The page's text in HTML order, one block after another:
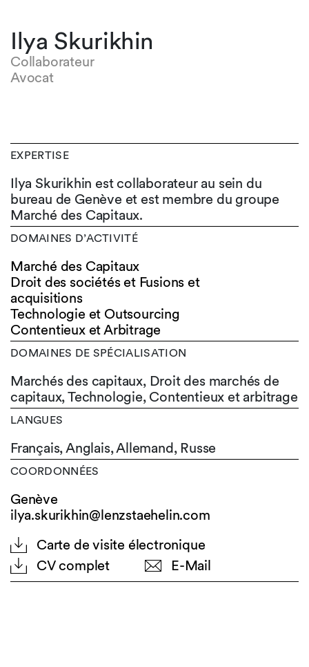
Ilya Skurikhin
Collaborateur
Avocat
EXPERTISE
Ilya Skurikhin est collaborateur au sein du
bureau de Genève et est membre du groupe
Marché des Capitaux.
DOMAINES D’ACTIVITÉ
Marché des Capitaux
Droit des sociétés et Fusions et
acquisitions
Technologie et Outsourcing
Contentieux et Arbitrage
DOMAINES DE SPÉCIALISATION
Marchés des capitaux, Droit des marchés de
capitaux, Technologie, Contentieux et arbitrage
LANGUES
Français,Anglais,Allemand, Russe
COORDONNÉES
Genève
ilya.skurikhin@lenzstaehelin.com
Carte de visite électronique
CV complet
E-Mail